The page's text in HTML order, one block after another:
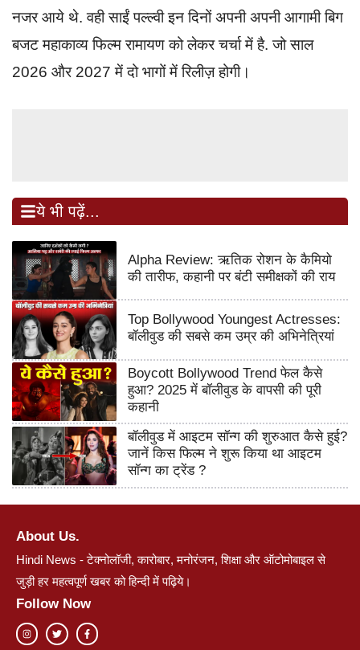
नजर आये थे. वही साईं पल्ल्वी इन दिनों अपनी अपनी आगामी बिग
बजट महाकाव्य फिल्म रामायण को लेकर चर्चा में है. जो साल
2026 और 2027 में दो भागों में रिलीज़ होगी।
ये भी पढ़ें...
Alpha Review: ऋतिक रोशन के कैमियो
की तारीफ, कहानी पर बंटी समीक्षकों की राय
Top Bollywood Youngest Actresses:
बॉलीवुड की सबसे कम उम्र की अभिनेत्रियां
Boycott Bollywood Trend फेल कैसे
हुआ? 2025 में बॉलीवुड के वापसी की पूरी
कहानी
बॉलीवुड में आइटम सॉन्ग की शुरुआत कैसे हुई?
जानें किस फिल्म ने शुरू किया था आइटम
सॉन्ग का ट्रेंड ?
About Us.
Hindi News - टेक्नोलॉजी, कारोबार, मनोरंजन, शिक्षा और ऑटोमोबाइल से
जुड़ी हर महत्वपूर्ण खबर को हिन्दी में पढ़िये।
Follow Now